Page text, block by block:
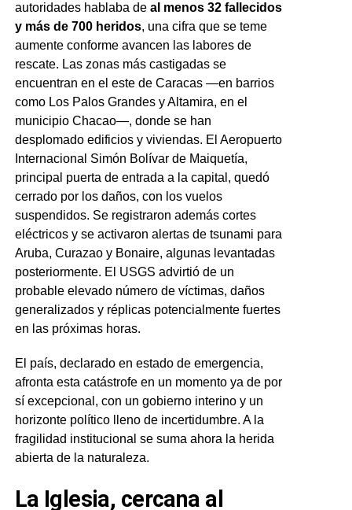
autoridades hablaba de al menos 32 fallecidos
y más de 700 heridos, una cifra que se teme
aumente conforme avancen las labores de
rescate. Las zonas más castigadas se
encuentran en el este de Caracas —en barrios
como Los Palos Grandes y Altamira, en el
municipio Chacao—, donde se han
desplomado edificios y viviendas. El Aeropuerto
Internacional Simón Bolívar de Maiquetía,
principal puerta de entrada a la capital, quedó
cerrado por los daños, con los vuelos
suspendidos. Se registraron además cortes
eléctricos y se activaron alertas de tsunami para
Aruba, Curazao y Bonaire, algunas levantadas
posteriormente. El USGS advirtió de un
probable elevado número de víctimas, daños
generalizados y réplicas potencialmente fuertes
en las próximas horas.
El país, declarado en estado de emergencia,
afronta esta catástrofe en un momento ya de por
sí excepcional, con un gobierno interino y un
horizonte político lleno de incertidumbre. A la
fragilidad institucional se suma ahora la herida
abierta de la naturaleza.
La Iglesia, cercana al